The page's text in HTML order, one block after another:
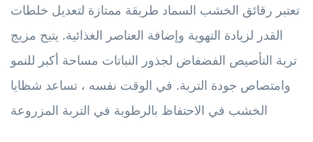
تعتبر رقائق الخشب السماد طريقة ممتازة لتعديل خلطات
القدر لزيادة التهوية وإضافة العناصر الغذائية. يتيح مزيج
تربة التأصيص الفضفاض لجذور النباتات مساحة أكبر للنمو
وامتصاص جودة التربة. في الوقت نفسه ، تساعد شظايا
الخشب في الاحتفاظ بالرطوبة في التربة المزروعة